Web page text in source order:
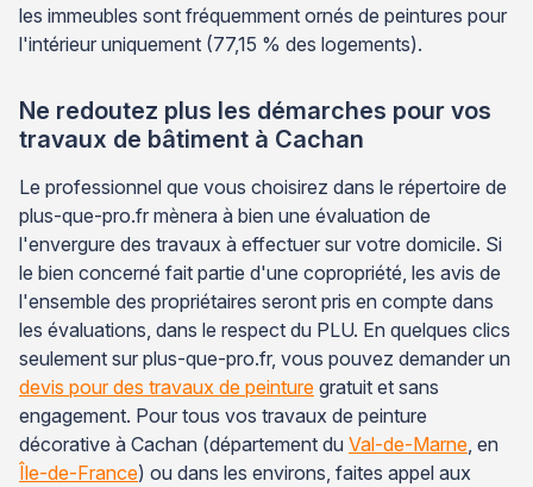
les immeubles sont fréquemment ornés de peintures pour
l'intérieur uniquement (77,15 % des logements).
Ne redoutez plus les démarches pour vos
travaux de bâtiment à Cachan
Le professionnel que vous choisirez dans le répertoire de
plus-que-pro.fr mènera à bien une évaluation de
l'envergure des travaux à effectuer sur votre domicile. Si
le bien concerné fait partie d'une copropriété, les avis de
l'ensemble des propriétaires seront pris en compte dans
les évaluations, dans le respect du PLU. En quelques clics
seulement sur plus-que-pro.fr, vous pouvez demander un
devis pour des travaux de peinture gratuit et sans
engagement. Pour tous vos travaux de peinture
décorative à Cachan (département du Val-de-Marne , en
Île-de-France) ou dans les environs, faites appel aux